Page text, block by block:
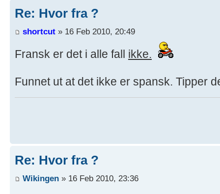
Re: Hvor fra ?
shortcut » 16 Feb 2010, 20:49
Fransk er det i alle fall ikke.
Funnet ut at det ikke er spansk. Tipper
Re: Hvor fra ?
Wikingen » 16 Feb 2010, 23:36